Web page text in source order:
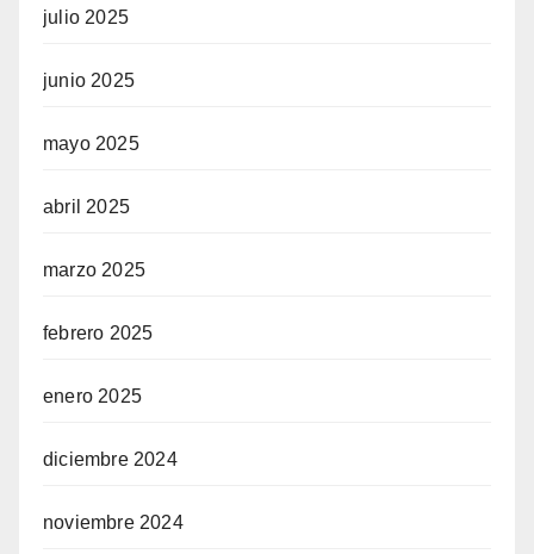
julio 2025
junio 2025
mayo 2025
abril 2025
marzo 2025
febrero 2025
enero 2025
diciembre 2024
noviembre 2024